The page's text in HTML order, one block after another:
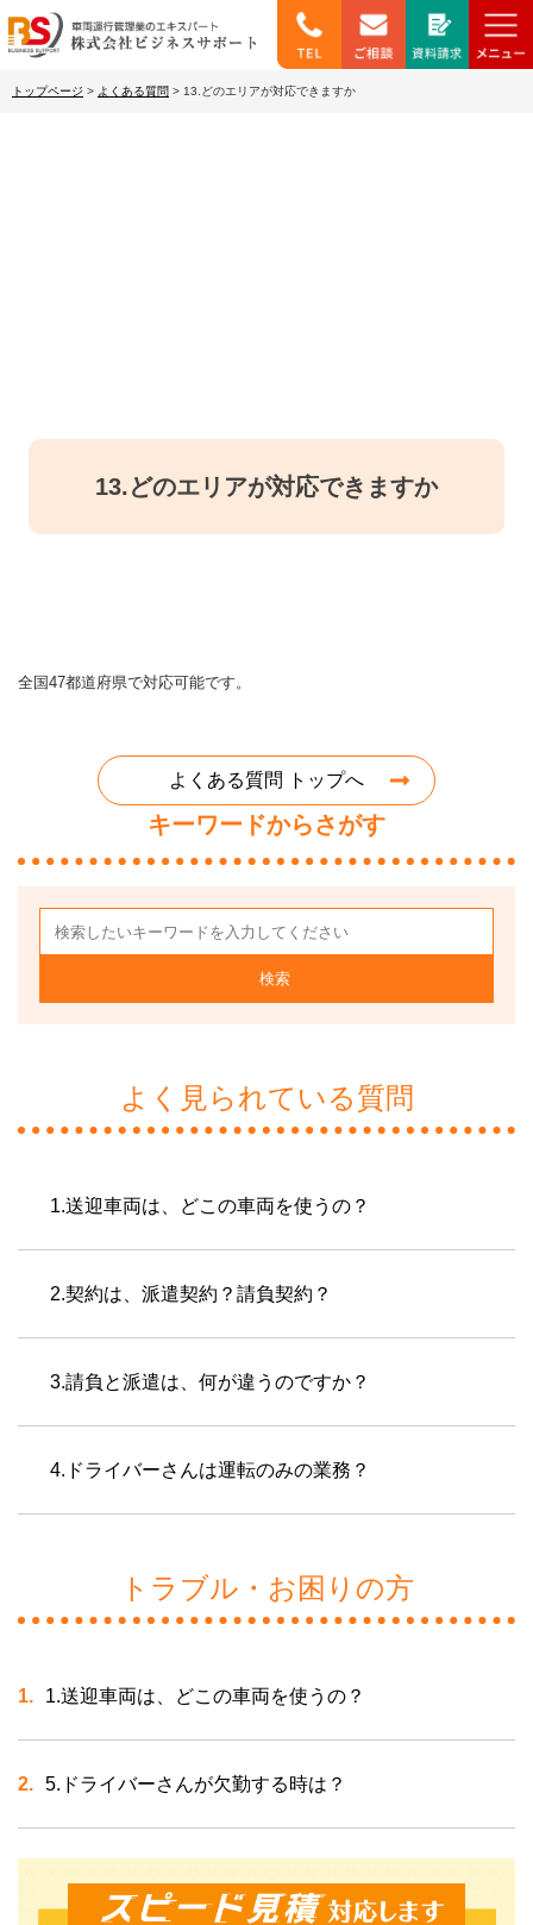
トップページ > よくある質問 > 13.どのエリアが対応できますか
13.どのエリアが対応できますか
全国47都道府県で対応可能です。
よくある質問 トップへ
キーワードからさがす
検索
よく見られている質問
1.送迎車両は、どこの車両を使うの？
2.契約は、派遣契約？請負契約？
3.請負と派遣は、何が違うのですか？
4.ドライバーさんは運転のみの業務？
トラブル・お困りの方
1.送迎車両は、どこの車両を使うの？
5.ドライバーさんが欠勤する時は？